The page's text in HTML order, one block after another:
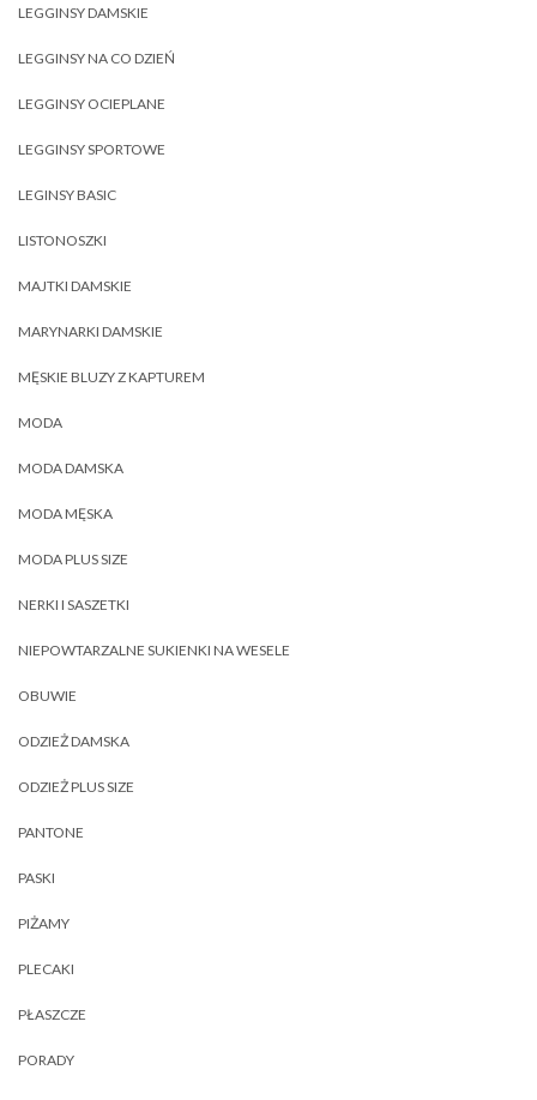
LEGGINSY DAMSKIE
LEGGINSY NA CO DZIEŃ
LEGGINSY OCIEPLANE
LEGGINSY SPORTOWE
LEGINSY BASIC
LISTONOSZKI
MAJTKI DAMSKIE
MARYNARKI DAMSKIE
MĘSKIE BLUZY Z KAPTUREM
MODA
MODA DAMSKA
MODA MĘSKA
MODA PLUS SIZE
NERKI I SASZETKI
NIEPOWTARZALNE SUKIENKI NA WESELE
OBUWIE
ODZIEŻ DAMSKA
ODZIEŻ PLUS SIZE
PANTONE
PASKI
PIŻAMY
PLECAKI
PŁASZCZE
PORADY